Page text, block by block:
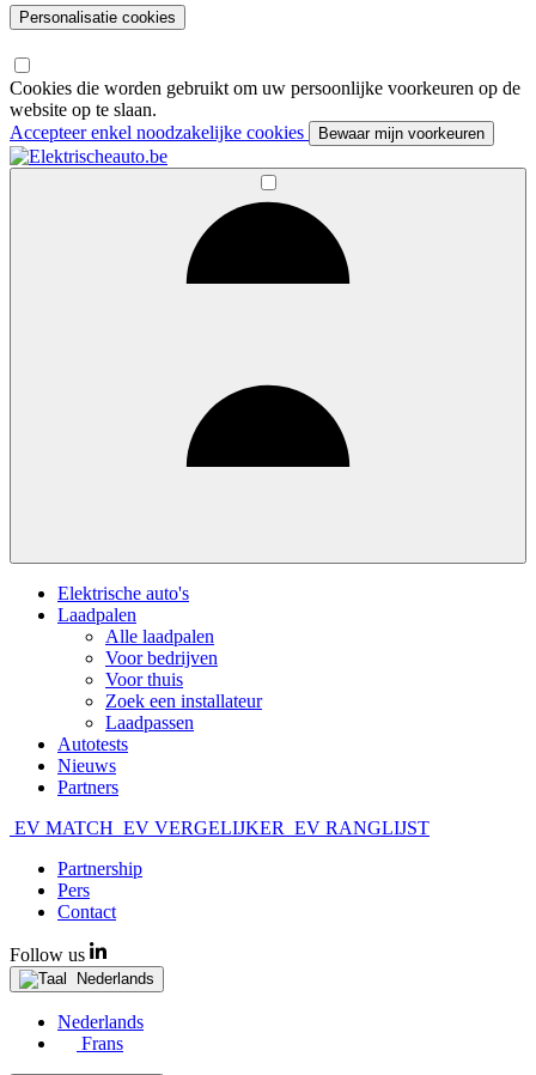
Personalisatie cookies
Cookies die worden gebruikt om uw persoonlijke voorkeuren op de
website op te slaan.
Accepteer enkel noodzakelijke cookies
Bewaar mijn voorkeuren
Elektrische auto's
Laadpalen
Alle laadpalen
Voor bedrijven
Voor thuis
Zoek een installateur
Laadpassen
Autotests
Nieuws
Partners
EV MATCH EV VERGELIJKER EV RANGLIJST
Partnership
Pers
Contact
Follow us
Nederlands
Nederlands
Frans